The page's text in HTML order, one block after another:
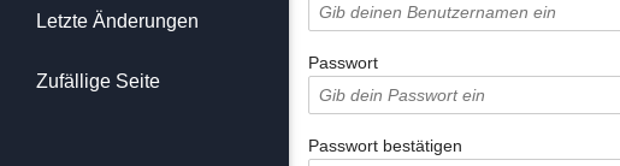
Passwort
Passwort bestätigen
Letzte Änderungen
Zufällige Seite